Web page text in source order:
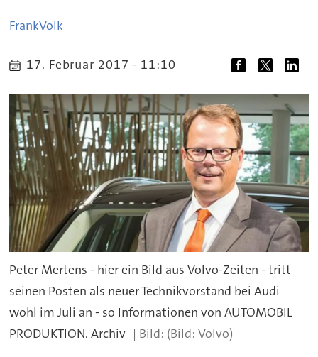
FrankVolk
17. Februar 2017 - 11:10
Peter Mertens - hier ein Bild aus Volvo-Zeiten - tritt
seinen Posten als neuer Technikvorstand bei Audi
wohl im Juli an - so Informationen von AUTOMOBIL
PRODUKTION. Archiv
(Bild: Volvo)